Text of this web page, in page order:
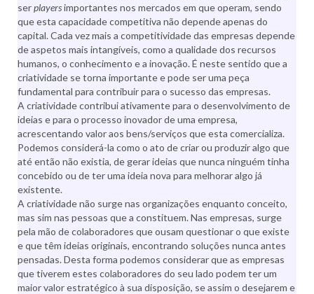
serplayersimportantes nos mercados em que operam, sendo
que esta capacidade competitiva não depende apenas do
capital. Cada vez mais a competitividade das empresas depende
de aspetos mais intangíveis, como a qualidade dos recursos
humanos, o conhecimento e a inovação. É neste sentido que a
criatividade se torna importante e pode ser uma peça
fundamental para contribuir para o sucesso das empresas.
A criatividade contribui ativamente para o desenvolvimento de
ideias e para o processo inovador de uma empresa,
acrescentando valor aos bens/serviços que esta comercializa.
Podemos considerá-la como o ato de criar ou produzir algo que
até então não existia, de gerar ideias que nunca ninguém tinha
concebido ou de ter uma ideia nova para melhorar algo já
existente.
A criatividade não surge nas organizações enquanto conceito,
mas sim nas pessoas que a constituem. Nas empresas, surge
pela mão de colaboradores que ousam questionar o que existe
e que têm ideias originais, encontrando soluções nunca antes
pensadas. Desta forma podemos considerar que as empresas
que tiverem estes colaboradores do seu lado podem ter um
maior valor estratégico à sua disposição, se assim o desejarem e